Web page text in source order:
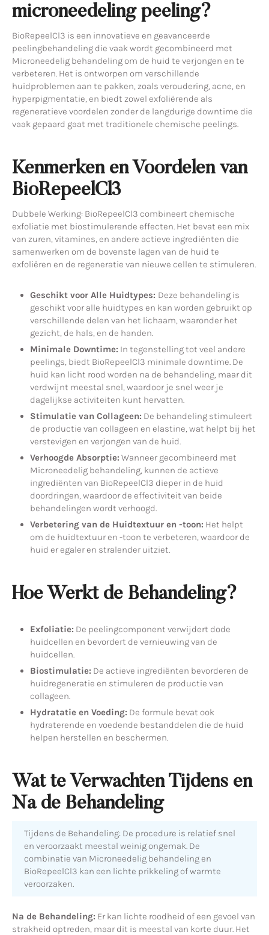
microneedeling peeling?
BioRepeelCl3 is een innovatieve en geavanceerde
peelingbehandeling die vaak wordt gecombineerd met
Microneedelig behandeling om de huid te verjongen en te
verbeteren. Het is ontworpen om verschillende
huidproblemen aan te pakken, zoals veroudering, acne, en
hyperpigmentatie, en biedt zowel exfoliërende als
regeneratieve voordelen zonder de langdurige downtime die
vaak gepaard gaat met traditionele chemische peelings.
Kenmerken en Voordelen van
BioRepeelCl3
Dubbele Werking: BioRepeelCl3 combineert chemische
exfoliatie met biostimulerende effecten. Het bevat een mix
van zuren, vitamines, en andere actieve ingrediënten die
samenwerken om de bovenste lagen van de huid te
exfoliëren en de regeneratie van nieuwe cellen te stimuleren.
Geschikt voor Alle Huidtypes: Deze behandeling is
geschikt voor alle huidtypes en kan worden gebruikt op
verschillende delen van het lichaam, waaronder het
gezicht, de hals, en de handen.
Minimale Downtime: In tegenstelling tot veel andere
peelings, biedt BioRepeelCl3 minimale downtime. De
huid kan licht rood worden na de behandeling, maar dit
verdwijnt meestal snel, waardoor je snel weer je
dagelijkse activiteiten kunt hervatten.
Stimulatie van Collageen: De behandeling stimuleert
de productie van collageen en elastine, wat helpt bij het
verstevigen en verjongen van de huid.
Verhoogde Absorptie: Wanneer gecombineerd met
Microneedelig behandeling, kunnen de actieve
ingrediënten van BioRepeelCl3 dieper in de huid
doordringen, waardoor de effectiviteit van beide
behandelingen wordt verhoogd.
Verbetering van de Huidtextuur en -toon: Het helpt
om de huidtextuur en -toon te verbeteren, waardoor de
huid er egaler en stralender uitziet.
Hoe Werkt de Behandeling?
Exfoliatie: De peelingcomponent verwijdert dode
huidcellen en bevordert de vernieuwing van de
huidcellen.
Biostimulatie: De actieve ingrediënten bevorderen de
huidregeneratie en stimuleren de productie van
collageen.
Hydratatie en Voeding: De formule bevat ook
hydraterende en voedende bestanddelen die de huid
helpen herstellen en beschermen.
Wat te Verwachten Tijdens en
Na de Behandeling
Tijdens de Behandeling: De procedure is relatief snel
en veroorzaakt meestal weinig ongemak. De
combinatie van Microneedelig behandeling en
BioRepeelCl3 kan een lichte prikkeling of warmte
veroorzaken.
Na de Behandeling: Er kan lichte roodheid of een gevoel van
strakheid optreden, maar dit is meestal van korte duur. Het